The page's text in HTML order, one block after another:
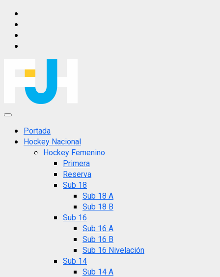
Saltar
contenido
Menú
principalPortada
Hockey Nacional
Hockey Femenino
Primera
Reserva
Sub 18
Sub 18 A
Sub 18 B
Sub 16
Sub 16 A
Sub 16 B
Sub 16 Nivelación
Sub 14
Sub 14 A